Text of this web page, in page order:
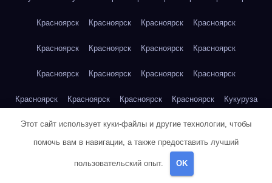
Красноярск Красноярск Красноярск Красноярск
Красноярск Красноярск Красноярск Красноярск
Красноярск Красноярск Красноярск Красноярск
Красноярск Красноярск Красноярск Красноярск Кукуруза
Кукуруза Кукуруза Кукуруза Кукуруза Кукуруза
Кукуруза
Куриная грудка
Этот сайт использует куки-файлы и другие технологии, чтобы
помочь вам в навигации, а также предоставить лучший
пользовательский опыт. OK